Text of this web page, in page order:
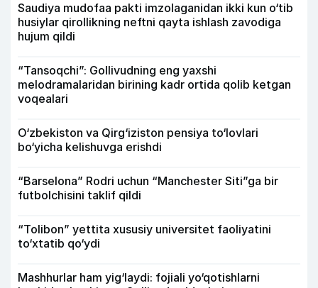
Saudiya mudofaa pakti imzolaganidan ikki kun o‘tib
husiylar qirollikning neftni qayta ishlash zavodiga
hujum qildi
“Tansoqchi”: Gollivudning eng yaxshi
melodramalaridan birining kadr ortida qolib ketgan
voqealari
O‘zbekiston va Qirg‘iziston pensiya to‘lovlari
bo‘yicha kelishuvga erishdi
“Barselona” Rodri uchun “Manchester Siti”ga bir
futbolchisini taklif qildi
“Tolibon” yettita xususiy universitet faoliyatini
to‘xtatib qo‘ydi
Mashhurlar ham yig‘laydi: fojiali yo‘qotishlarni